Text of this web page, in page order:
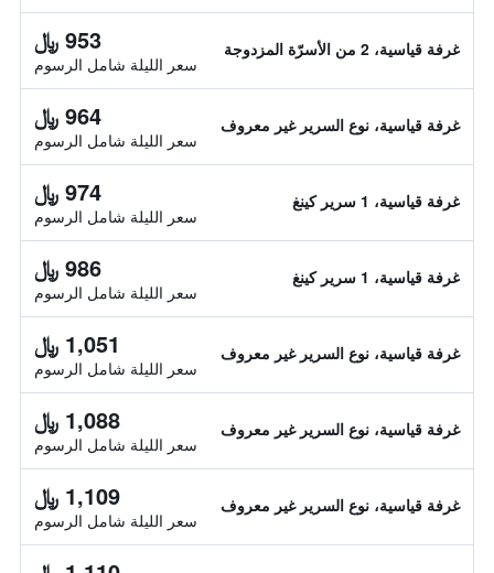
غرفة قياسية، 2 من الأسرّة المزدوجة 953 ﷼
سعر الليلة شامل الرسوم
غرفة قياسية، نوع السرير غير معروف 964 ﷼
سعر الليلة شامل الرسوم
غرفة قياسية، 1 سرير كينغ 974 ﷼
سعر الليلة شامل الرسوم
غرفة قياسية، 1 سرير كينغ 986 ﷼
سعر الليلة شامل الرسوم
غرفة قياسية، نوع السرير غير معروف 1,051 ﷼
سعر الليلة شامل الرسوم
غرفة قياسية، نوع السرير غير معروف 1,088 ﷼
سعر الليلة شامل الرسوم
غرفة قياسية، نوع السرير غير معروف 1,109 ﷼
سعر الليلة شامل الرسوم